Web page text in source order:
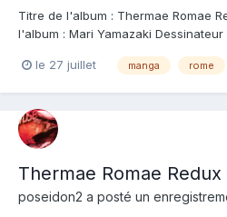
Titre de l'album : Thermae Romae
l'album : Mari Yamazaki
l'album : Au nom de la grandeur de
le 27 juillet manga rome
Thermae Romae
poseidon2 a posté un